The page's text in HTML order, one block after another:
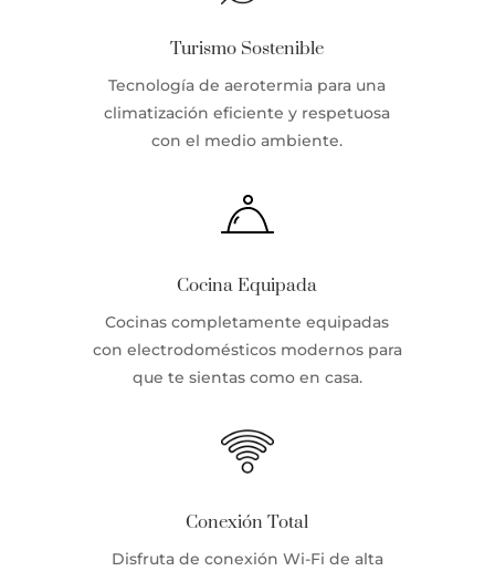
Turismo Sostenible
Tecnología de aerotermia para una
climatización eficiente y respetuosa
con el medio ambiente.
Cocina Equipada
Cocinas completamente equipadas
con electrodomésticos modernos para
que te sientas como en casa.
Conexión Total
Disfruta de conexión Wi-Fi de alta